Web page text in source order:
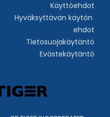
Käyttöehdot
Hyväksyttävän käytön
ehdot
Tietosuojakäytäntö
Evästekäytäntö